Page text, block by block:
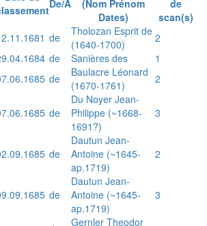
De/A
(Nom Prénom
Dates)
de
scan(s)
de
Tholozan Esprit de
(1640-1700)
2
de Sanières des
1
de
Baulacre Léonard
(1670-1761)
2
de
Du Noyer Jean-
Philippe (~1668-
1691?)
3
de
Dautun Jean-
Antoine (~1645-
ap.1719)
2
de
Dautun Jean-
Antoine (~1645-
ap.1719)
3
Gernler Theodor